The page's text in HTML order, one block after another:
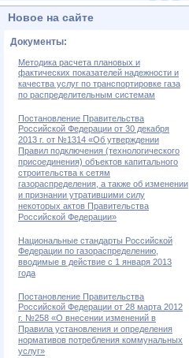
Новое на сайте
Документы:
Методика расчета плановых и
фактических показателей надежности и
качества услуг по транспортировке газа
по распределительным системам
Постановление Правительства
Российской Федерации от 30 декабря
2013 г. от №1314 «Об утверждении
Правил подключения (технологического
присоединения) объектов капитального
строительства к сетям
газораспределения, а также об изменении
и признании утратившими силу
некоторых актов Правительства
Российской Федерации»
Национальные стандарты Российской
Федерации по газораспределению,
вводимые в действие с 1 января 2013
года
Постановление Правительства
Российской Федерации от 28 марта 2012
г. №258 «О внесении изменений в
Правила установления и определения
нормативов потребления коммунальных
услуг»